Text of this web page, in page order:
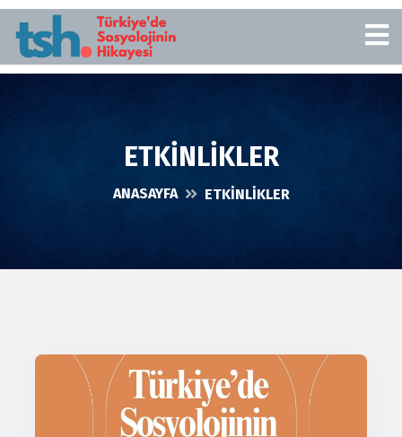
ETKİNLİKLER
ANASAYFA ETKİNLİKLER